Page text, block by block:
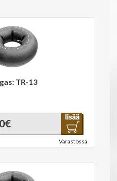
TR-13
Varastossa